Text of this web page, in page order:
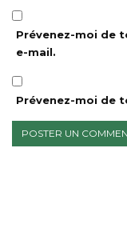
Prévenez-moi de
e-mail.
Prévenez-moi de